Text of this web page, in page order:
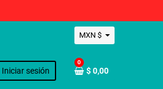
MXN $
Iniciar sesión
0
$ 0,00